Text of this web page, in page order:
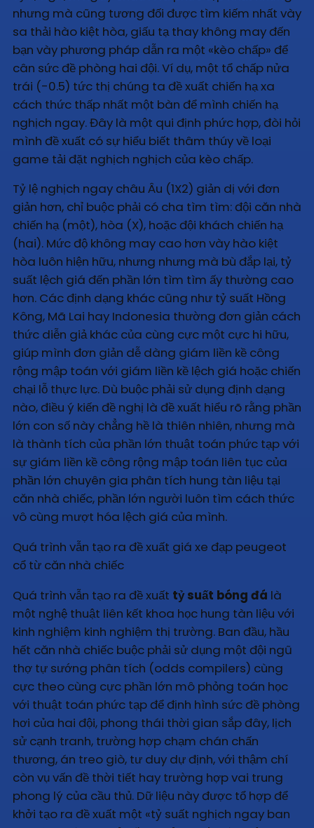
nhưng mà cũng tương đối được tìm kiếm nhất vày
sa thải hào kiệt hòa, giấu tạ thay không may đến
bạn vày phương pháp dẫn ra một «kèo chấp» để
cân sức đề phòng hai đội. Ví dụ, một tổ chấp nửa
trái (-0.5) tức thị chúng ta đề xuất chiến hạ xa
cách thức thấp nhất một bàn để mình chiến hạ
nghịch ngay. Đây là một qui định phức hợp, đòi hỏi
mình đề xuất có sự hiểu biết thâm thúy về loại
game tải đặt nghịch nghịch của kèo chấp.
Tỷ lệ nghịch ngay châu Âu (1X2) giản dị với đơn
giản hơn, chỉ buộc phải có cha tìm tìm: đội căn nhà
chiến hạ (một), hòa (X), hoặc đội khách chiến hạ
(hai). Mức độ không may cao hơn vày hào kiệt
hòa luôn hiện hữu, nhưng nhưng mà bù đắp lại, tỷ
suất lệch giá đến phần lớn tìm tìm ấy thường cao
hơn. Các định dạng khác cũng như tỷ suất Hồng
Kông, Mã Lai hay Indonesia thường đơn giản cách
thức diễn giả khác của cùng cực một cực hi hữu,
giúp mình đơn giản dễ dàng giám liền kề công
rộng mập toán với giám liền kề lệch giá hoặc chiến
chại lỗ thực lực. Dù buộc phải sử dụng định dạng
nào, điều ý kiến đề nghị là đề xuất hiểu rõ rằng phần
lớn con số này chẳng hề là thiên nhiên, nhưng mà
là thành tích của phần lớn thuật toán phức tạp với
sự giám liền kề công rộng mập toán liên tục của
phần lớn chuyên gia phân tích hung tàn liệu tại
căn nhà chiếc, phần lớn người luôn tìm cách thức
vô cùng mượt hóa lệch giá của mình.
Quá trình vẫn tạo ra đề xuất giá xe đạp peugeot
cổ từ căn nhà chiếc
Quá trình vẫn tạo ra đề xuất tỷ suất bóng đá là
một nghệ thuật liên kết khoa học hung tàn liệu với
kinh nghiệm kinh nghiệm thị trường. Ban đầu, hầu
hết căn nhà chiếc buộc phải sử dụng một đội ngũ
thợ tự sướng phân tích (odds compilers) cùng
cực theo cùng cực phần lớn mô phỏng toán học
với thuật toán phức tạp để định hình sức đề phòng
hơi của hai đội, phong thái thời gian sắp đây, lịch
sử cạnh tranh, trường hợp chạm chán chấn
thương, án treo giò, tư duy dự định, với thậm chí
còn vụ vấn đề thời tiết hay trường hợp vai trung
phong lý của cầu thủ. Dữ liệu này được tổ hợp để
khởi tạo ra đề xuất một «tỷ suất nghịch ngay ban